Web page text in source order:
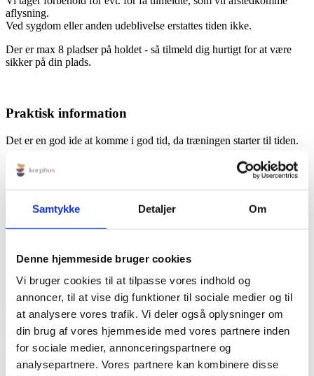
Samtykke Detaljer Om
Denne hjemmeside bruger cookies
Vi bruger cookies til at tilpasse vores indhold og
annoncer, til at vise dig funktioner til sociale medier og til
at analysere vores trafik. Vi deler også oplysninger om
din brug af vores hjemmeside med vores partnere inden
for sociale medier, annonceringspartnere og
analysepartnere. Vores partnere kan kombinere disse
aflysning.
Ved sygdom eller anden udeblivelse erstattes tiden ikke.
Der er max 8 pladser på holdet - så tilmeld dig hurtigt for at være
sikker på din plads.
Praktisk information
Det er en god ide at komme i god tid, da træningen starter til tiden.
Det er også en god ide at være iført tøj, der giver frihed til
bevægelse.
KORPHUS
4930 Maribo
Tlf:+45 23115758
Mail: info@korphus.dk
CVR 35376933
@2026 korphus